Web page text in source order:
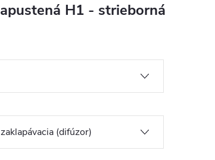
H1 - strieborná